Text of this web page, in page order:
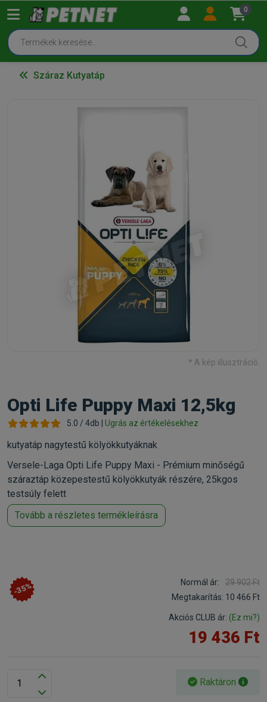
0
Száraz Kutyatáp
* A kép illusztráció.
Opti Life Puppy Maxi 12,5kg
5.0 / 4db | Ugrás az értékelésekhez
kutyatáp nagytestű kölyökkutyáknak
Versele-Laga Opti Life Puppy Maxi - Prémium minőségű
száraztáp közepestestű kölyökkutyák részére, 25kgos
testsúly felett
Tovább a részletes termékleírásra
-35% Normál ár:
29 902 Ft
Megtakarítás: 10 466 Ft
Akciós CLUB ár: (Ez mi?)
19 436 Ft
Raktáron